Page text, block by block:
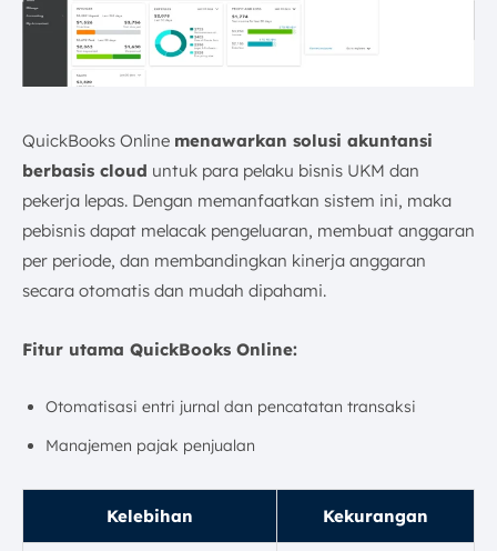
QuickBooks Online menawarkan solusi akuntansi
berbasis cloud untuk para pelaku bisnis UKM dan
pekerja lepas. Dengan memanfaatkan sistem ini, maka
pebisnis dapat melacak pengeluaran, membuat anggaran
per periode, dan membandingkan kinerja anggaran
secara otomatis dan mudah dipahami.
Fitur utama QuickBooks Online:
Otomatisasi entri jurnal dan pencatatan transaksi
Manajemen pajak penjualan
Kelebihan Kekurangan